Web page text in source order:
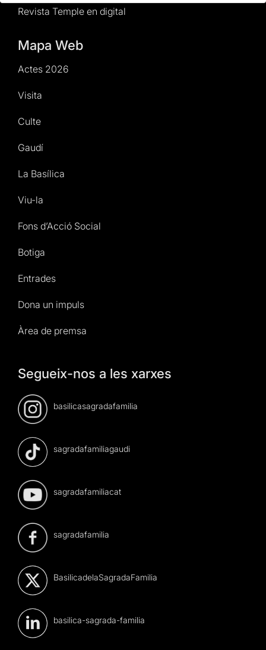
Revista Temple en digital
Mapa Web
Actes 2026
Visita
Culte
Gaudí
La Basílica
Viu-la
Fons d’Acció Social
Botiga
Entrades
Dona un impuls
Àrea de premsa
Segueix-nos a les xarxes
basilicasagradafamilia
sagradafamiliagaudi
sagradafamiliacat
sagradafamilia
BasilicadelaSagradaFamilia
basilica-sagrada-familia